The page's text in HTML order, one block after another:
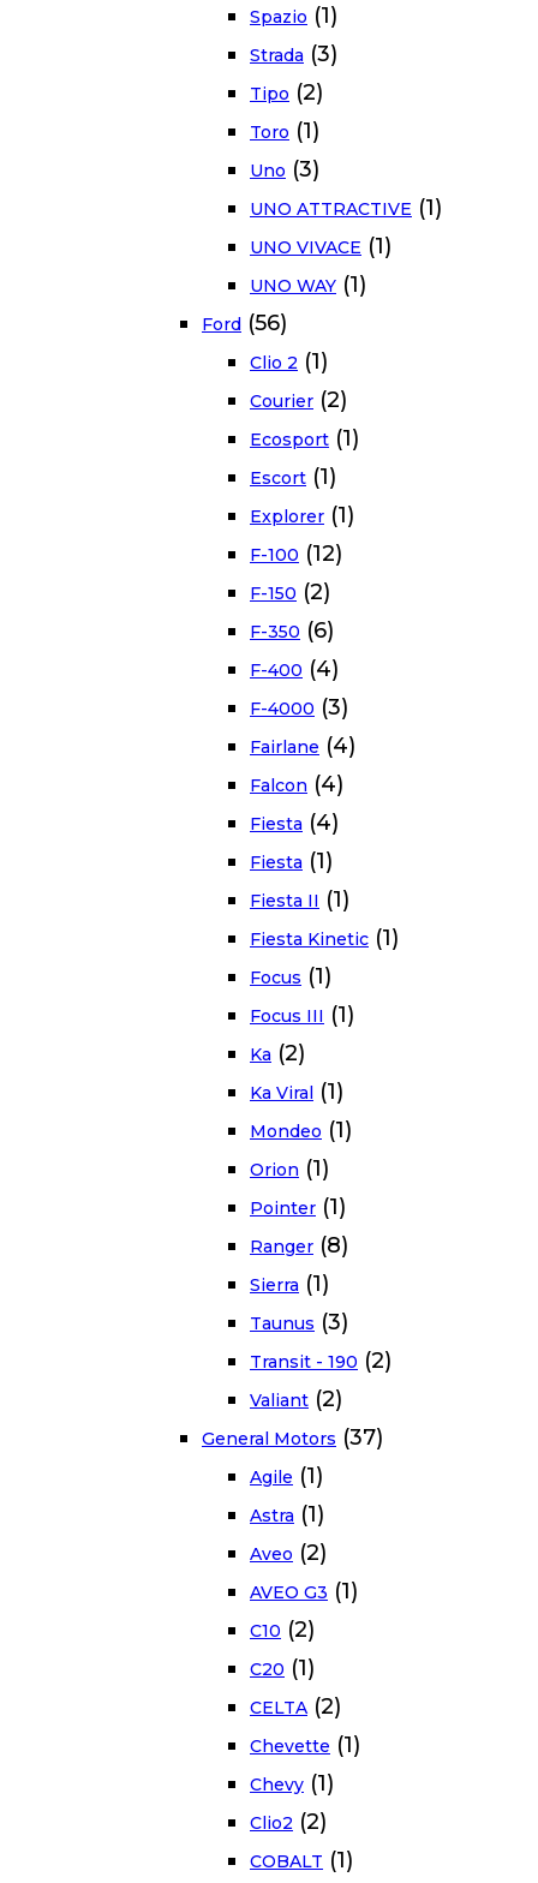
Spazio (1)
Strada (3)
Tipo (2)
Toro (1)
Uno (3)
UNO ATTRACTIVE (1)
UNO VIVACE (1)
UNO WAY (1)
Ford (56)
Clio 2 (1)
Courier (2)
Ecosport (1)
Escort (1)
Explorer (1)
F-100 (12)
F-150 (2)
F-350 (6)
F-400 (4)
F-4000 (3)
Fairlane (4)
Falcon (4)
Fiesta (4)
Fiesta (1)
Fiesta II (1)
Fiesta Kinetic (1)
Focus (1)
Focus III (1)
Ka (2)
Ka Viral (1)
Mondeo (1)
Orion (1)
Pointer (1)
Ranger (8)
Sierra (1)
Taunus (3)
Transit - 190 (2)
Valiant (2)
General Motors (37)
Agile (1)
Astra (1)
Aveo (2)
AVEO G3 (1)
C10 (2)
C20 (1)
CELTA (2)
Chevette (1)
Chevy (1)
Clio2 (2)
COBALT (1)